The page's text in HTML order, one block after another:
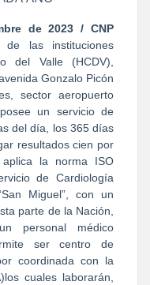
de 2023 / CNP
las instituciones
del Valle (HCDV),
Gonzalo Picón
sector aeropuerto
un servicio de
del día, los 365 días
resultados cien por
la norma ISO
de Cardiología
Miguel”, con un
parte de la Nación,
personal médico
ser centro de
coordinada con la
cuales laborarán,